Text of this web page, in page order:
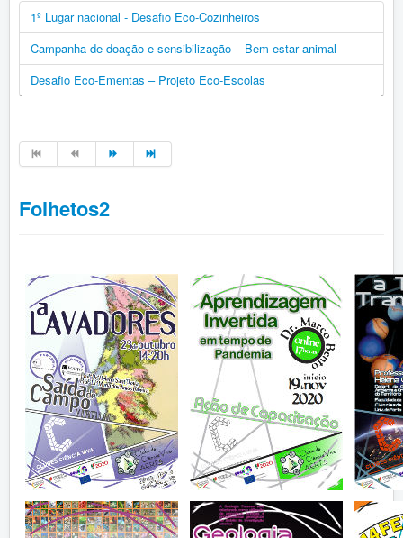
1º Lugar nacional - Desafio Eco-Cozinheiros
Campanha de doação e sensibilização – Bem-estar animal
Desafio Eco-Ementas – Projeto Eco-Escolas
Folhetos2